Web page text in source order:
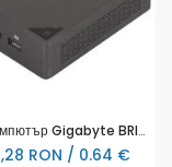
Мини компютър Gigabyte BRIX BRU7-255H, Intel Core Ultra 7 255H, 2 x SO-DIMM DDR5, 2 x M.2 SSD, Wi-Fi 7 + BT 5.4
RON / 0.64 €